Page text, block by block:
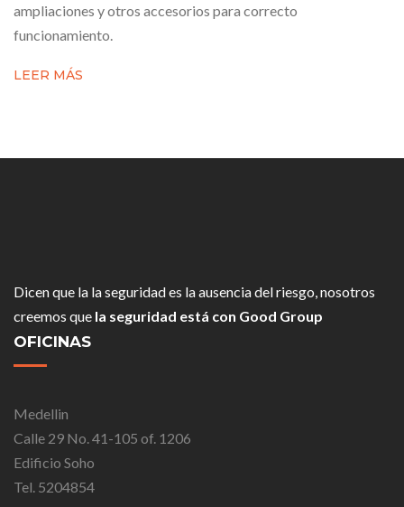
ampliaciones y otros accesorios para correcto
funcionamiento.
LEER MÁS
Dicen que la la seguridad es la ausencia del riesgo, nosotros
creemos que la seguridad está con Good Group
OFICINAS
Medellin
Calle 29 No. 41-105 of. 1206
Edificio Soho
Tel. 5204854